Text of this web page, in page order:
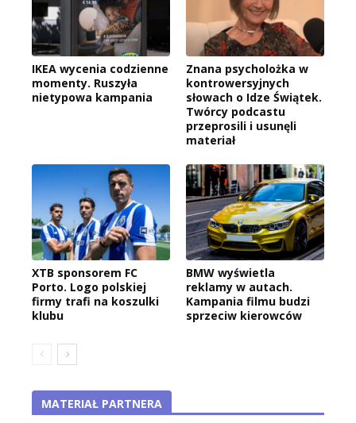
IKEA wycenia codzienne
momenty. Ruszyła
nietypowa kampania
Znana psycholożka w
kontrowersyjnych
słowach o Idze Świątek.
Twórcy podcastu
przeprosili i usunęli
materiał
XTB sponsorem FC
Porto. Logo polskiej
firmy trafi na koszulki
klubu
BMW wyświetla
reklamy w autach.
Kampania filmu budzi
sprzeciw kierowców
MATERIAŁ PARTNERA